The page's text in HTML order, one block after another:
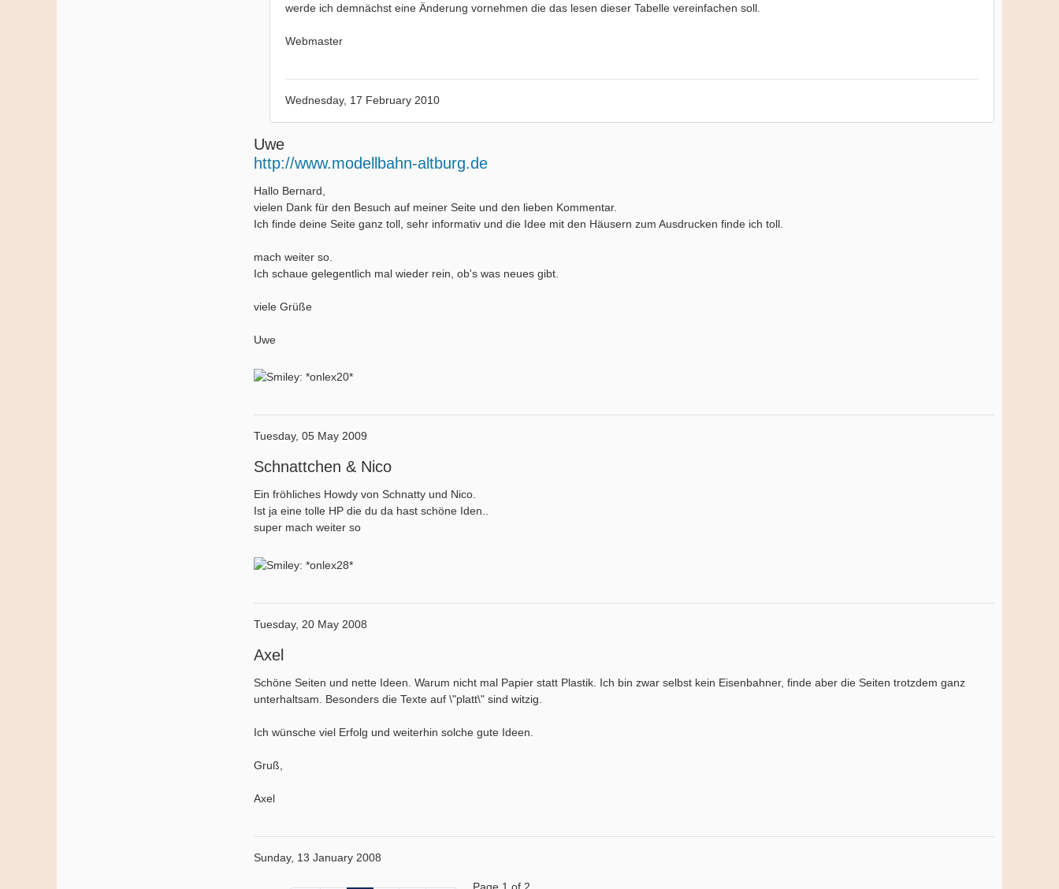
werde ich demnächst eine Änderung vornehmen die das lesen dieser Tabelle vereinfachen soll.
Webmaster
Wednesday, 17 February 2010
Uwe
http://www.modellbahn-altburg.de
Hallo Bernard,
vielen Dank für den Besuch auf meiner Seite und den lieben Kommentar.
Ich finde deine Seite ganz toll, sehr informativ und die Idee mit den Häusern zum Ausdrucken finde ich toll.
mach weiter so.
Ich schaue gelegentlich mal wieder rein, ob's was neues gibt.
viele Grüße
Uwe
Tuesday, 05 May 2009
Schnattchen & Nico
Ein fröhliches Howdy von Schnatty und Nico.
Ist ja eine tolle HP die du da hast schöne Iden..
super mach weiter so
Tuesday, 20 May 2008
Axel
Schöne Seiten und nette Ideen. Warum nicht mal Papier statt Plastik. Ich bin zwar selbst kein Eisenbahner, finde aber die Seiten trotzdem ganz
unterhaltsam. Besonders die Texte auf \"platt\" sind witzig.
Ich wünsche viel Erfolg und weiterhin solche gute Ideen.
Gruß,
Axel
Sunday, 13 January 2008